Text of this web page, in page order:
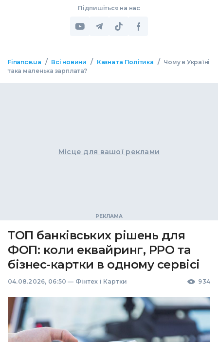
Підпишіться на нас
Finance.ua / Всі новини / Казна та Політика / Чому в Україні
така маленька зарплата?
Місце для вашої реклами
ТОП банківських рішень для
ФОП: коли еквайринг, РРО та
бізнес-картки в одному сервісі
04.08.2026, 06:50 — Фінтех і Картки 934